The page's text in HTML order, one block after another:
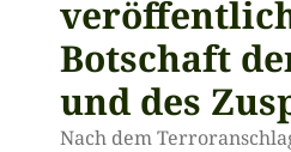
Botschaft
und des
Nach dem